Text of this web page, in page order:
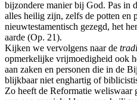
bijzondere manier bij God. Pas in
alles heilig zijn, zelfs de potten en
nieuwtestamentisch gezegd, het
aarde (Op. 21).
Kijken we vervolgens naar de
opmerkelijke vrijmoedigheid ook
aan zaken en personen die in de
blijkbaar niet enghartig of
Zo heeft de Reformatie weliswaar